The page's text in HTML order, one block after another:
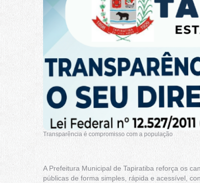
Transparência é compromisso com a população
A Prefeitura Municipal de Tapiratiba reforça os
públicas de forma simples, rápida e acessível,